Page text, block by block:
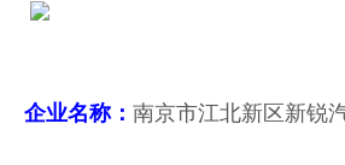
企业名称： 南京市江北新区新锐